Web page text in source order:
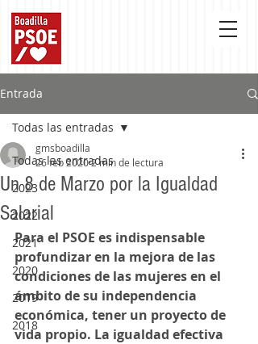
Entrada
Todas las entradas
2023
2022
2021
2020
2019
2018
Todas las entradas
Un 8 de Marzo por la Igualdad
Salarial
gmsboadilla
26 feb 20202 min de lectura
Para el PSOE es indispensable
profundizar en la mejora de las
condiciones de las mujeres en el
ámbito de su independencia
económica, tener un proyecto de
vida propio. La igualdad efectiva